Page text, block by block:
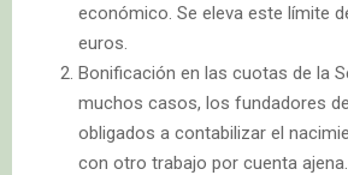
económico. Se eleva este límite
euros.
Bonificación en las cuotas de la
muchos casos, los fundadores
obligados a contabilizar el
con otro trabajo por cuenta